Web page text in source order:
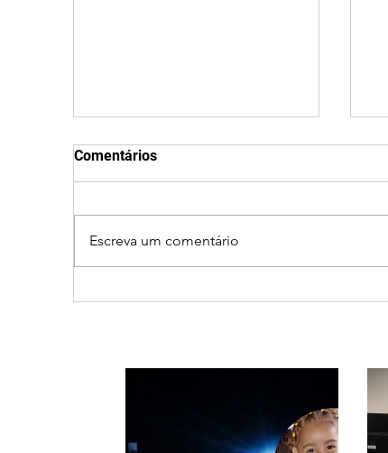
arrependimento e veto do
Comentários
Escreva um comentário